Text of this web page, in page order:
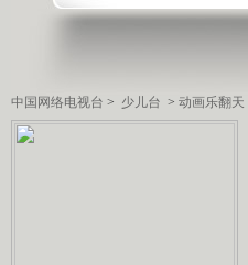
中国网络电视台 > 少儿台 > 动画乐翻天